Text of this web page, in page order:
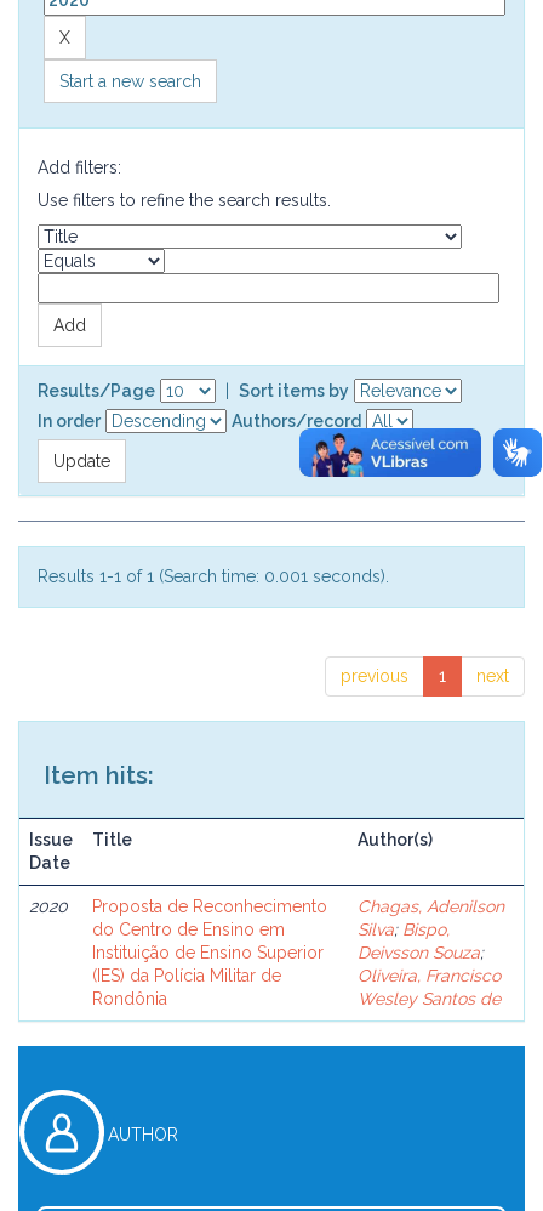
Start a new search
Add filters:
Use filters to refine the search results.
Results/Page
Sort items by
In order
Authors/record
Results 1-1 of 1 (Search time: 0.001 seconds).
previous 1 next
Item hits:
Issue
Date
Title Author(s)
2020
Proposta de Reconhecimento
do Centro de Ensino em
Instituição de Ensino Superior
(IES) da Polícia Militar de
Rondônia
Chagas, Adenilson
Silva; Bispo,
Deivsson Souza;
Oliveira, Francisco
Wesley Santos de
AUTHOR